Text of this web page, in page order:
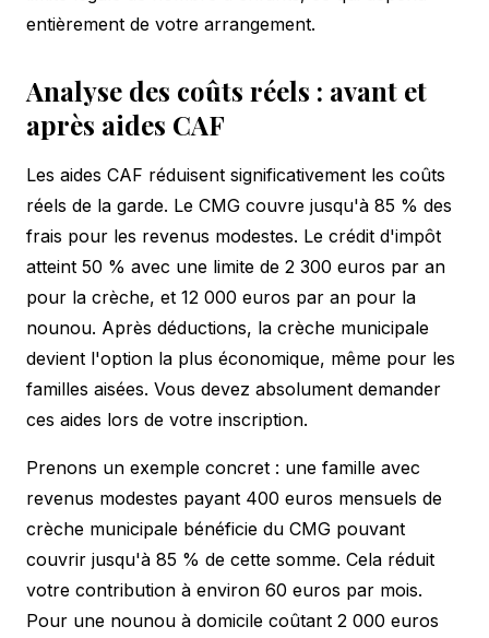
entièrement de votre arrangement.
Analyse des coûts réels : avant et
après aides CAF
Les aides CAF réduisent significativement les coûts
réels de la garde. Le CMG couvre jusqu'à 85 % des
frais pour les revenus modestes. Le crédit d'impôt
atteint 50 % avec une limite de 2 300 euros par an
pour la crèche, et 12 000 euros par an pour la
nounou. Après déductions, la crèche municipale
devient l'option la plus économique, même pour les
familles aisées. Vous devez absolument demander
ces aides lors de votre inscription.
Prenons un exemple concret : une famille avec
revenus modestes payant 400 euros mensuels de
crèche municipale bénéficie du CMG pouvant
couvrir jusqu'à 85 % de cette somme. Cela réduit
votre contribution à environ 60 euros par mois.
Pour une nounou à domicile coûtant 2 000 euros